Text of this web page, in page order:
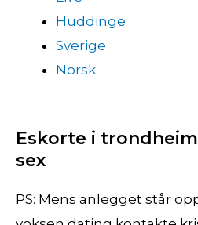
Huddinge
Sverige
Norsk
Eskorte i
sex
PS: Mens anlegget står